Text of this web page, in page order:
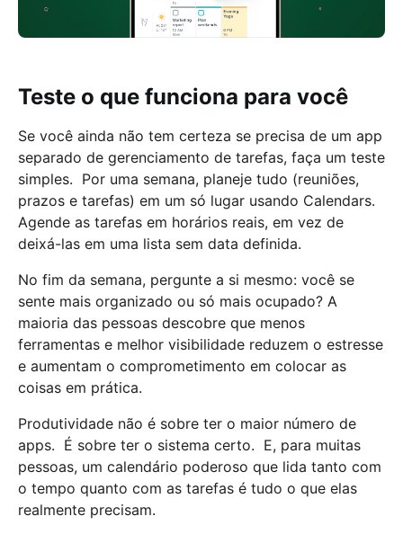
Teste o que funciona para você
Se você ainda não tem certeza se precisa de um app
separado de gerenciamento de tarefas, faça um teste
simples. Por uma semana, planeje tudo (reuniões,
prazos e tarefas) em um só lugar usando Calendars.
Agende as tarefas em horários reais, em vez de
deixá-las em uma lista sem data definida.
No fim da semana, pergunte a si mesmo: você se
sente mais organizado ou só mais ocupado? A
maioria das pessoas descobre que menos
ferramentas e melhor visibilidade reduzem o estresse
e aumentam o comprometimento em colocar as
coisas em prática.
Produtividade não é sobre ter o maior número de
apps. É sobre ter o sistema certo. E, para muitas
pessoas, um calendário poderoso que lida tanto com
o tempo quanto com as tarefas é tudo o que elas
realmente precisam.